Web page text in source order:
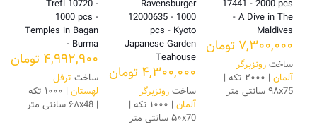
17441 - 2000 pcs
- A Dive in The
Maldives
۷,۳۰۰,۰۰۰ تومان
ساخترونزبرگر
آلمان
| ۲۰۰۰ تکه |
۹۸x75 سانتی متر
Ravensburger
12000635 - 1000
pcs - Kyoto
Japanese Garden
Teahouse
۴,۳۰۰,۰۰۰ تومان
ساخترونزبرگر
آلمان
| ۱۰۰۰ تکه |
۵۰x70 سانتی متر
Trefl 10720 -
1000 pcs -
Temples in Bagan
- Burma
۴,۹۹۲,۹۰۰ تومان
ساخت ترفل
لهستان
| ۱۰۰۰ تکه
| ۶۸x48 سانتی متر